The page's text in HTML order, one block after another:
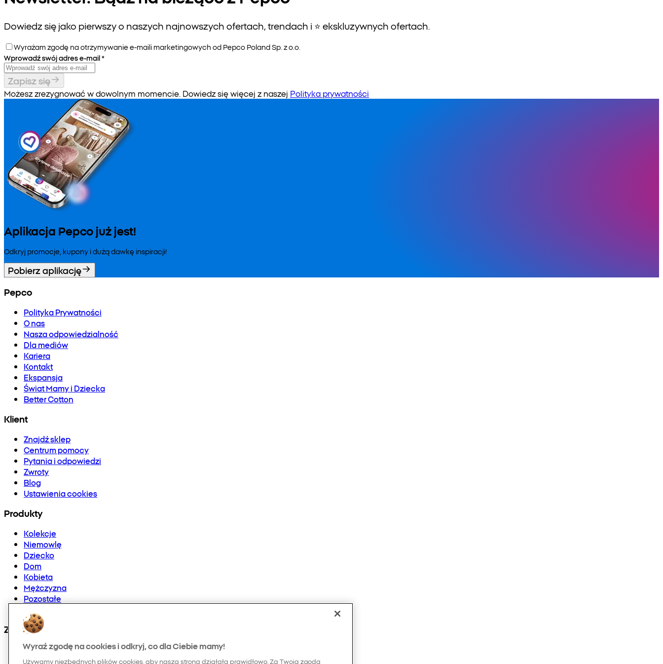
Dowiedz się jako pierwszy o naszych najnowszych ofertach, trendach i ⭐️ ekskluzywnych ofertach.
Wyrażam zgodę na otrzymywanie e-maili marketingowych od Pepco Poland Sp. z o.o.
Wprowadź swój adres e-mail*
Zapisz się
Możesz zrezygnować w dowolnym momencie. Dowiedz się więcej z naszej Polityka prywatności
Aplikacja Pepco już jest!
Odkryj promocje, kupony i dużą dawkę inspiracji!
Pobierz aplikację
Pepco
Polityka Prywatności
O nas
Nasza odpowiedzialność
Dla mediów
Kariera
Kontakt
Ekspansja
Świat Mamy i Dziecka
Better Cotton
Klient
Znajdź sklep
Centrum pomocy
Pytania i odpowiedzi
Zwroty
Blog
Ustawienia cookies
Produkty
Kolekcje
Niemowlę
Dziecko
Dom
Kobieta
Mężczyzna
Pozostałe
Znajdź nas na:
Wyraź zgodę na cookies i odkryj, co dla Ciebie mamy!
Używamy niezbędnych plików cookies, aby nasza strona działała prawidłowo. Za Twoją zgodą